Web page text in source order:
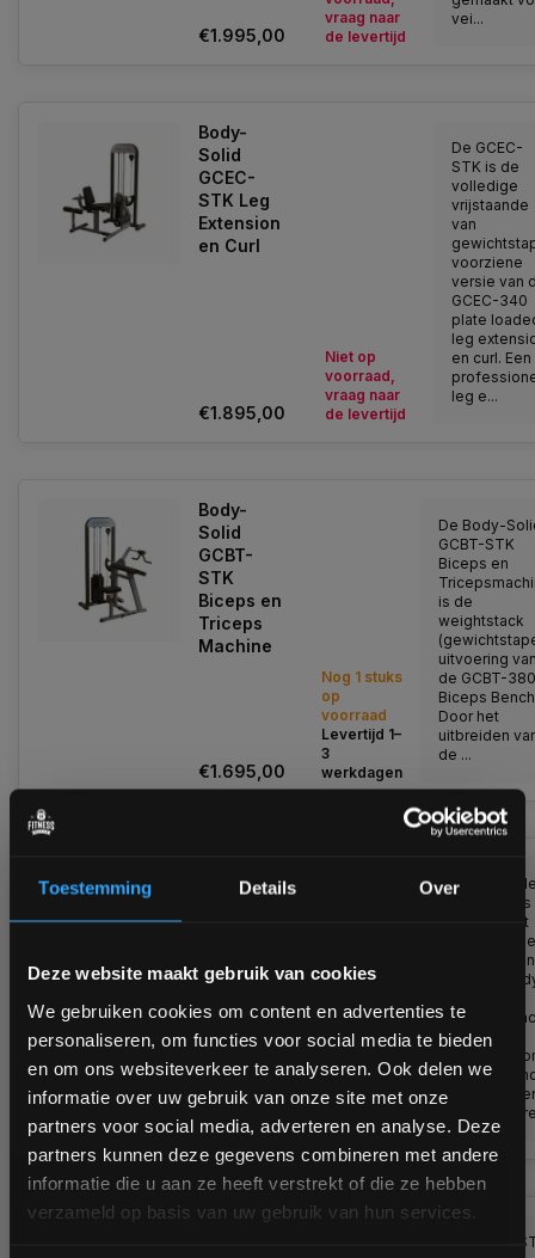
Toestemming Details Over
Deze website maakt gebruik van cookies
We gebruiken cookies om content en advertenties te
personaliseren, om functies voor social media te bieden
en om ons websiteverkeer te analyseren. Ook delen we
informatie over uw gebruik van onze site met onze
partners voor social media, adverteren en analyse. Deze
partners kunnen deze gegevens combineren met andere
informatie die u aan ze heeft verstrekt of die ze hebben
verzameld op basis van uw gebruik van hun services.
€1.995,00
vraag naar
de levertijd
vei...
Body-
Solid
GCEC-
STK Leg
Extension
en Curl
€1.895,00
Niet op
voorraad,
vraag naar
de levertijd
De GCEC-
STK is de
volledige
vrijstaande
van
voorziene
versie van
GCEC-340
plate
leg
en curl. Een
leg e...
Body-
Solid
GCBT-
STK
Biceps en
Triceps
Machine
€1.695,00
Nog 1 stuks
op
voorraad
Levertijd 1–
3
werkdagen
De Body-
GCBT-STK
Biceps en
is de
weightstack
uitvoering
de GCBT-380
Biceps
Door het
uitbreiden
de ...
GMFP-STK
€1.895,00
Nog 1 stuks
op voorraad
werkdagen
De
het meest
apparaat in
de de
lijn. Het is
mogelijk
de
uit te
De GIOT-
Bam! 5% korting op je volgende
Schrijf je in voor onze nieuwsbrief om op de hoogte te
blijven over onze nieuwe producten, deals en meer
interessante info. Ontvang 5% korting op je eerstvolgende
aankoop! 😀